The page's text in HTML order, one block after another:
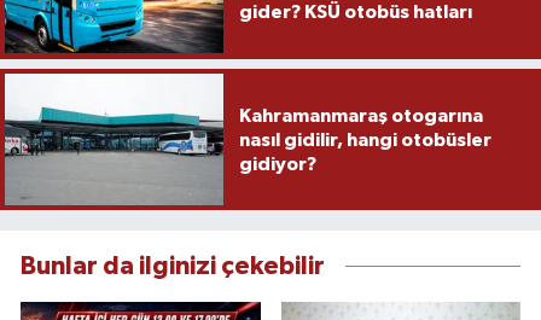
gider? KSÜ otobüs hatları
Kahramanmaraş otogarına
nasıl gidilir, hangi otobüsler
gidiyor?
Bunlar da ilginizi çekebilir